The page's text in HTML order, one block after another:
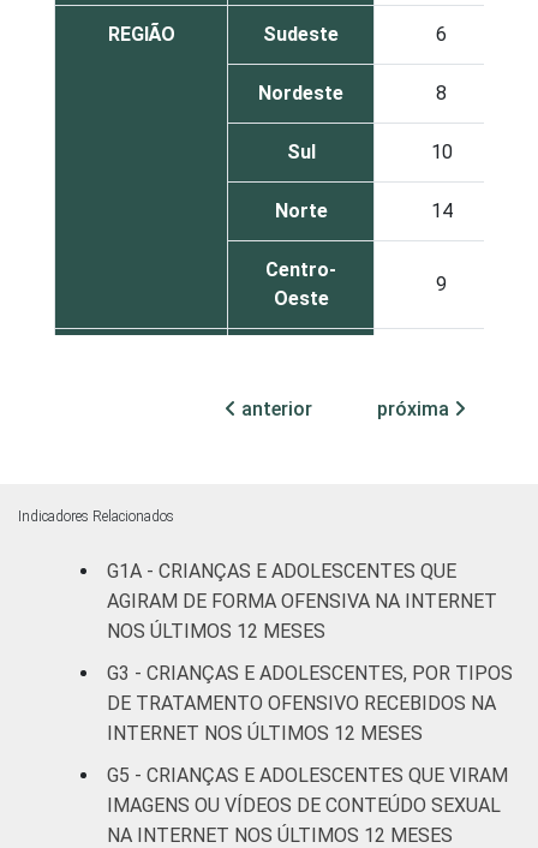
REGIÃO Sudeste 6
Nordeste 8
Sul 10
Norte 14
Centro-
Oeste
9
RESPONSÁVEIS
I
Fundamental
Médio ou
mais
FAIXA ETÁRIA
DA CRIANÇA
De 9 a 10
anos
-
anterior próxima
Indicadores Relacionados
G1A - CRIANÇAS E ADOLESCENTES QUE
AGIRAM DE FORMA OFENSIVA NA INTERNET
NOS ÚLTIMOS 12 MESES
G3 - CRIANÇAS E ADOLESCENTES, POR TIPOS
DE TRATAMENTO OFENSIVO RECEBIDOS NA
INTERNET NOS ÚLTIMOS 12 MESES
G5 - CRIANÇAS E ADOLESCENTES QUE VIRAM
IMAGENS OU VÍDEOS DE CONTEÚDO SEXUAL
NA INTERNET NOS ÚLTIMOS 12 MESES